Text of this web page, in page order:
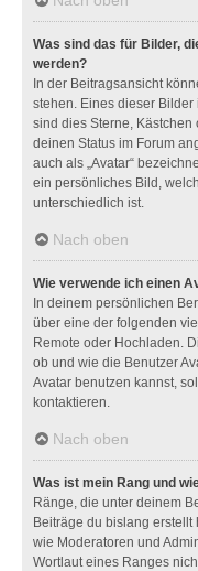
Was sind das für Bilder,
werden?
In der Beitragsansicht
stehen. Eines dieser Bilder
sind dies Sterne,
deinen Status im Forum
auch als „Avatar“
ein persönliches Bild,
unterschiedlich ist.
Nach oben
Wie verwende ich einen
In deinem persönlichen
über eine der folgenden
Remote oder Hochladen.
ob und wie die Benutzer
Avatar benutzen kannst,
kontaktieren.
Nach oben
Was ist mein Rang und
Ränge, die unter deinem
Beiträge du bislang
wie Moderatoren und
Wortlaut eines Ranges